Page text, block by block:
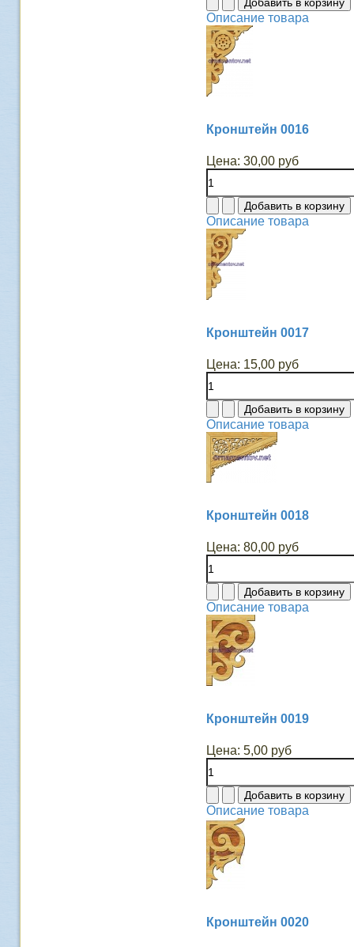
Описание товара
Кронштейн 0016
Цена: 30,00 руб
Описание товара
Кронштейн 0017
Цена: 15,00 руб
Описание товара
Кронштейн 0018
Цена: 80,00 руб
Описание товара
Кронштейн 0019
Цена: 5,00 руб
Описание товара
Кронштейн 0020